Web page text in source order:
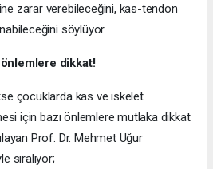
zarar verebileceğini, kas-tendon
söylüyor.
önlemlere dikkat!
çocuklarda kas ve iskelet
için bazı önlemlere mutlaka dikkat
Prof. Dr. Mehmet Uğur
sıralıyor;